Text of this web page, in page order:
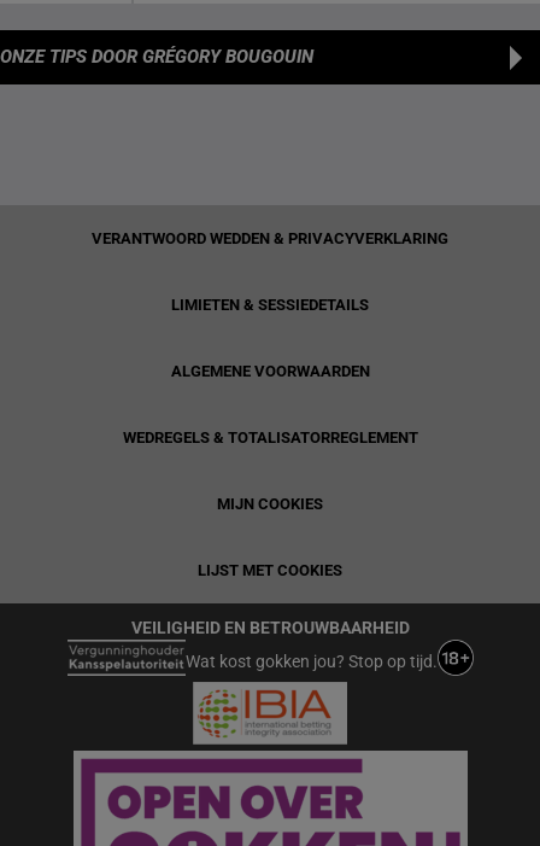
ONZE TIPS DOOR GRÉGORY BOUGOUIN
VERANTWOORD WEDDEN & PRIVACYVERKLARING
LIMIETEN & SESSIEDETAILS
ALGEMENE VOORWAARDEN
WEDREGELS & TOTALISATORREGLEMENT
MIJN COOKIES
LIJST MET COOKIES
VEILIGHEID EN BETROUWBAARHEID
Wat kost gokken jou? Stop op tijd.